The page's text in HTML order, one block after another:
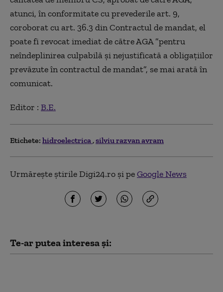
atunci, în conformitate cu prevederile art. 9,
coroborat cu art. 36.3 din Contractul de mandat, el
poate fi revocat imediat de către AGA ”pentru
neîndeplinirea culpabilă şi nejustificată a obligaţiilor
prevăzute în contractul de mandat”, se mai arată în
comunicat.
Editor : B.E.
Etichete: hidroelectrica silviu razvan avram
Urmărește știrile Digi24.ro și peGoogle News
Te-ar putea interesa și: